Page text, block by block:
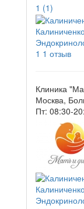
1 (1)
1 1 отзыв
Клиника
Москва,
Пт: 08:30-